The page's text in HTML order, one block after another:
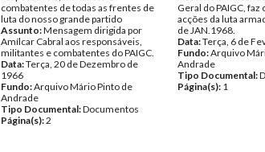
Tipo Documental:Documentos
Página(s):2
combatentes de todas as frentes de
luta do nosso grande partido
Assunto:Mensagem dirigida por
Amílcar Cabral aos responsáveis,
militantes e combatentes do PAIGC.
Data:Terça, 20 de Dezembro de
1966
Fundo:Arquivo Mário Pinto de
Andrade
Tipo Documental:Documentos
Página(s):2
Geral do PAIGC, faz
acções da luta
de JAN.1968.
Data:Terça, 6 de
Fundo:Arquivo
Andrade
Tipo Documental:
Página(s): 1